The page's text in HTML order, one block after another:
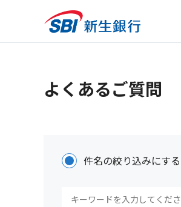
よくあるご質問
件名の絞り込みにする